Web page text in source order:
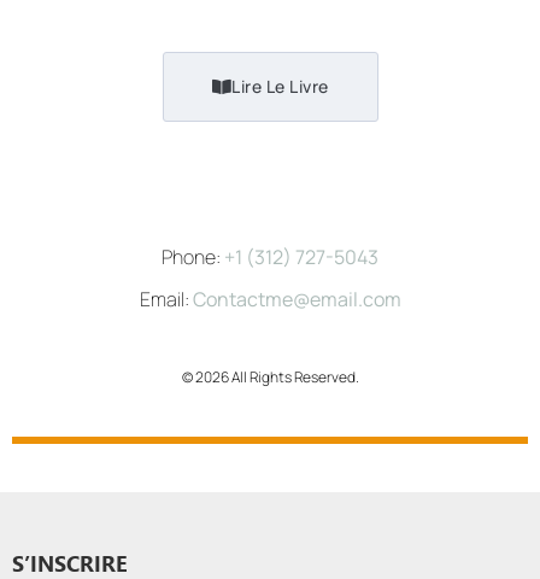
Lire Le Livre
© 2026 All Rights Reserved.
Phone: +1 (312) 727-5043
Email:Contactme@email.com
S’INSCRIRE